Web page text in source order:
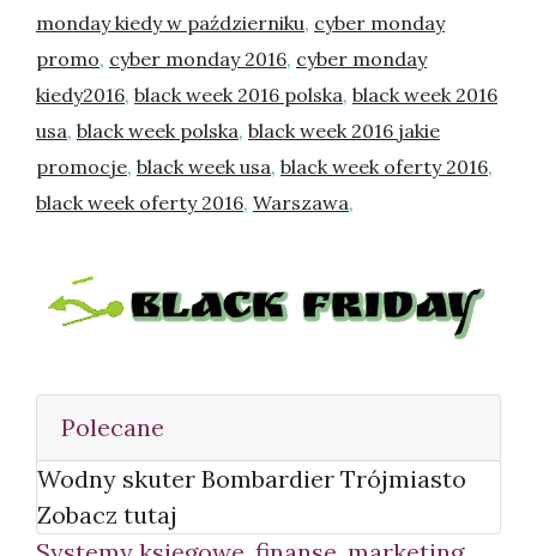
monday kiedy w październiku, cyber monday
promo, cyber monday 2016, cyber monday
kiedy2016, black week 2016 polska, black week 2016
usa, black week polska, black week 2016 jakie
promocje, black week usa, black week oferty 2016,
black week oferty 2016, Warszawa,
Polecane
Wodny skuter Bombardier Trójmiasto
Zobacz tutaj